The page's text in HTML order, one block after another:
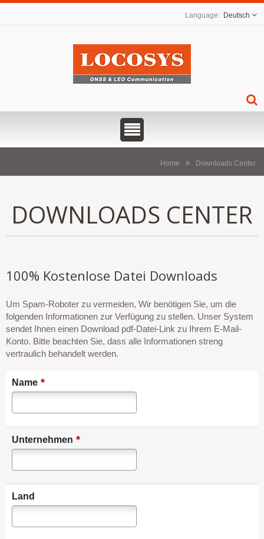
Deutsch
Home Downloads Center
DOWNLOADS CENTER
100% Kostenlose Datei Downloads
Um Spam-Roboter zu vermeiden, Wir benötigen Sie, um die
folgenden Informationen zur Verfügung zu stellen. Unser System
sendet Ihnen einen Download pdf-Datei-Link zu Ihrem E-Mail-
Konto. Bitte beachten Sie, dass alle Informationen streng
vertraulich behandelt werden.
Name *
Unternehmen *
Land